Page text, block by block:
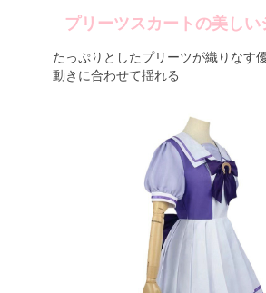
プリーツスカートの美しい
たっぷりとしたプリーツが織りなす
動きに合わせて揺れる